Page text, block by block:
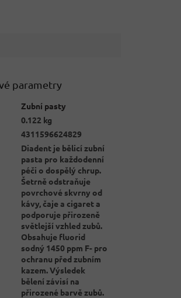
parametry
Zubní pasty
0.122 kg
4311596624829
Diadent je bělicí zubní
pasta pro každodenní
péči o dospělý chrup.
Šetrně odstraňuje
povrchové skvrny od
kávy, čaje a cigaret a
podporuje přirozeně
světlejší vzhled zubů.
Obsahuje fluorid
sodný 1450 ppm F- pro
ochranu před zubním
kazem. Výsledek
bělení závisí na
přirozené barvě zubů.